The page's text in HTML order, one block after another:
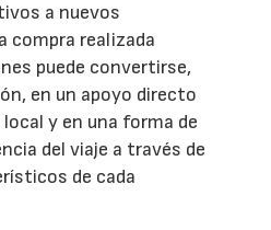
a nuevos
compra realizada
puede convertirse,
en un apoyo directo
y en una forma de
del viaje a través de
de cada